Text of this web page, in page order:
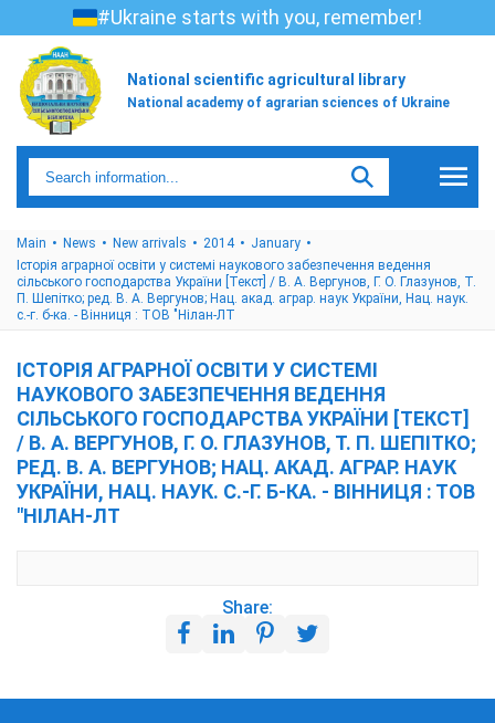
#Ukraine starts with you, remember!
National scientific agricultural library
National academy of agrarian sciences of Ukraine
Main News New arrivals 2014
January
Історія аграрної освіти у системі наукового забезпечення ведення
сільського господарства України [Текст] / В. А. Вергунов, Г. О. Глазунов, Т.
П. Шепітко; ред. В. А. Вергунов; Нац. акад. аграр. наук України, Нац. наук.
с.-г. б-ка. - Вінниця : ТОВ "Нілан-ЛТ
ІСТОРІЯ АГРАРНОЇ ОСВІТИ У СИСТЕМІ
НАУКОВОГО ЗАБЕЗПЕЧЕННЯ ВЕДЕННЯ
СІЛЬСЬКОГО ГОСПОДАРСТВА УКРАЇНИ [ТЕКСТ]
/ В. А. ВЕРГУНОВ, Г. О. ГЛАЗУНОВ, Т. П. ШЕПІТКО;
РЕД. В. А. ВЕРГУНОВ; НАЦ. АКАД. АГРАР. НАУК
УКРАЇНИ, НАЦ. НАУК. С.-Г. Б-КА. - ВІННИЦЯ : ТОВ
"НІЛАН-ЛТ
Share: